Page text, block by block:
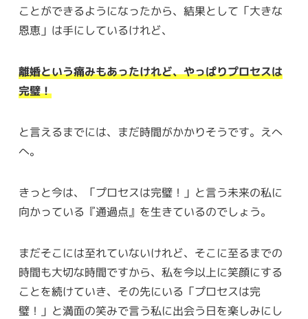
ことができるようになったから、結果として「大きな
恩恵」は手にしているけれど、
離婚という痛みもあったけれど、やっぱりプロセスは
完璧！
と言えるまでには、まだ時間がかかりそうです。えへ
へ。
きっと今は、「プロセスは完璧！」と言う未来の私に
向かっている『通過点』を生きているのでしょう。
まだそこには至れていないけれど、そこに至るまでの
時間も大切な時間ですから、私を今以上に笑顔にする
ことを続けていき、その先にいる「プロセスは完
璧！」と満面の笑みで言う私に出会う日を楽しみにし